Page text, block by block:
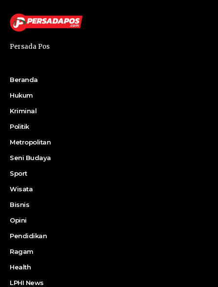
Persada Pos
Beranda
Hukum
Kriminal
Politik
Metropolitan
Seni Budaya
Sport
Wisata
Bisnis
Opini
Pendidikan
Ragam
Health
LPHI News